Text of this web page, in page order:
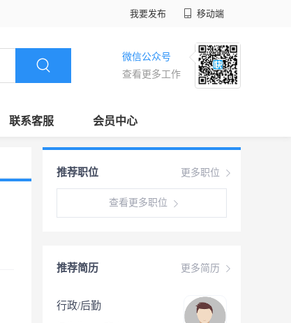
我要发布 移动端
微信公众号
查看更多工作
联系客服 会员中心
更多职位
推荐职位
查看更多职位
更多简历
推荐简历
行政/后勤